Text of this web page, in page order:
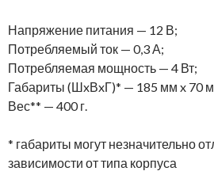
Напряжение питания — 12 В;
Потребляемый ток — 0,3 А;
Потребляемая мощность — 4 Вт;
Габариты (ШxВxГ)* — 185 мм x 70
Вес** — 400 г.
* габариты могут незначительно
зависимости от типа корпуса